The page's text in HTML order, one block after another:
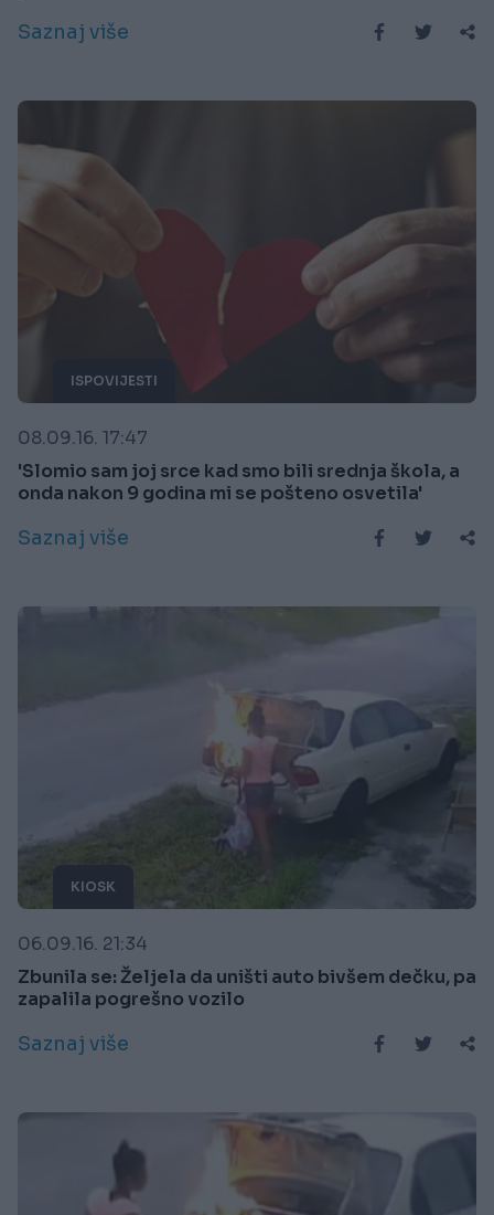
Saznaj više
ISPOVIJESTI
08.09.16. 17:47
'Slomio sam joj srce kad smo bili srednja škola, a
onda nakon 9 godina mi se pošteno osvetila'
Saznaj više
KIOSK
06.09.16. 21:34
Zbunila se: Željela da uništi auto bivšem dečku, pa
zapalila pogrešno vozilo
Saznaj više